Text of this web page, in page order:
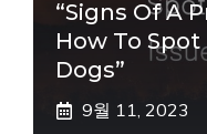
“Signs Of A
How To
Dogs”
9월 11, 2023